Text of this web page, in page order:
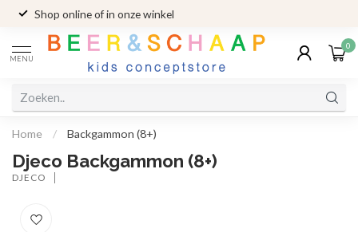
Shop online of in onze winkel
MENU
0
Home / Backgammon (8+)
Djeco Backgammon (8+)
DJECO